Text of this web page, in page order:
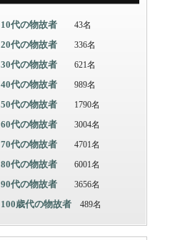
10代の物故者 43名
20代の物故者 336名
30代の物故者 621名
40代の物故者 989名
50代の物故者 1790名
60代の物故者 3004名
70代の物故者 4701名
80代の物故者 6001名
90代の物故者 3656名
100歳代の物故者 489名